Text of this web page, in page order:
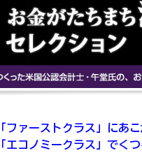
ファーストクラス」にあ
コノミークラス」でくつ